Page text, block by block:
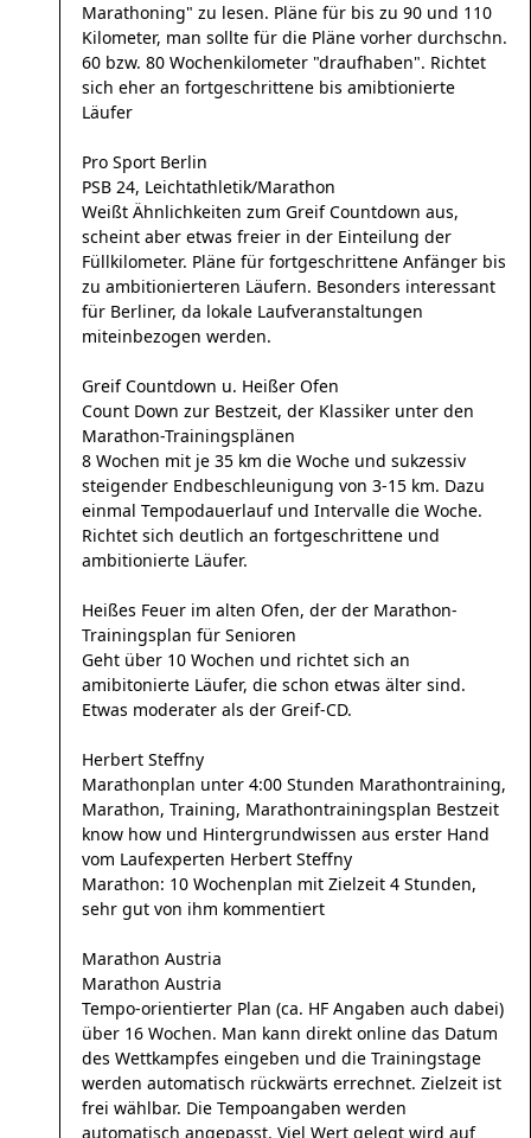
Marathoning" zu lesen. Pläne für bis zu 90 und 110
Kilometer, man sollte für die Pläne vorher durchschn.
60 bzw. 80 Wochenkilometer "draufhaben". Richtet
sich eher an fortgeschrittene bis amibtionierte
Läufer
Pro Sport Berlin
PSB 24, Leichtathletik/Marathon
Weißt Ähnlichkeiten zum Greif Countdown aus,
scheint aber etwas freier in der Einteilung der
Füllkilometer. Pläne für fortgeschrittene Anfänger bis
zu ambitionierteren Läufern. Besonders interessant
für Berliner, da lokale Laufveranstaltungen
miteinbezogen werden.
Greif Countdown u. Heißer Ofen
Count Down zur Bestzeit, der Klassiker unter den
Marathon-Trainingsplänen
8 Wochen mit je 35 km die Woche und sukzessiv
steigender Endbeschleunigung von 3-15 km. Dazu
einmal Tempodauerlauf und Intervalle die Woche.
Richtet sich deutlich an fortgeschrittene und
ambitionierte Läufer.
Heißes Feuer im alten Ofen, der der Marathon-
Trainingsplan für Senioren
Geht über 10 Wochen und richtet sich an
amibitonierte Läufer, die schon etwas älter sind.
Etwas moderater als der Greif-CD.
Herbert Steffny
Marathonplan unter 4:00 Stunden Marathontraining,
Marathon, Training, Marathontrainingsplan Bestzeit
know how und Hintergrundwissen aus erster Hand
vom Laufexperten Herbert Steffny
Marathon: 10 Wochenplan mit Zielzeit 4 Stunden,
sehr gut von ihm kommentiert
Marathon Austria
Marathon Austria
Tempo-orientierter Plan (ca. HF Angaben auch dabei)
über 16 Wochen. Man kann direkt online das Datum
des Wettkampfes eingeben und die Trainingstage
werden automatisch rückwärts errechnet. Zielzeit ist
frei wählbar. Die Tempoangaben werden
automatisch angepasst. Viel Wert gelegt wird auf